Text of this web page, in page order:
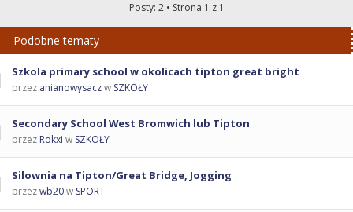
Posty: 2 • Strona 1 z 1
Podobne tematy
Szkola primary school w okolicach tipton great bright
przez anianowysaczw SZKOŁY
Secondary School West Bromwich lub Tipton
przez Rokxi w SZKOŁY
Silownia na Tipton/Great Bridge, Jogging
przezwb20w SPORT